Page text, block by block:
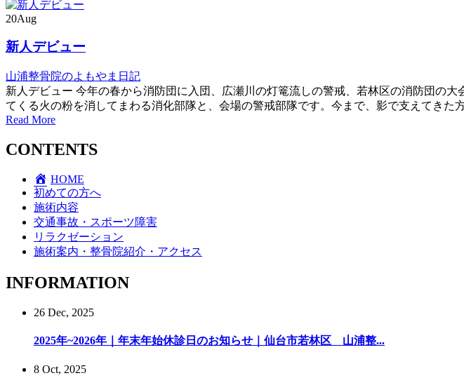
20Aug
新人デビュー
山浦整骨院のよもやま日記
新人デビュー 今年の春から消防団に入団、広瀬川の灯篭流しの警戒、若林区の消防団の
てくる火の粉を消してまわる消化部隊と、会場の警戒部隊です。今まで、影で支えてき
Read More
CONTENTS
HOME
初めての方へ
施術内容
交通事故・スポーツ障害
リラクゼーション
施術案内・整骨院紹介・アクセス
INFORMATION
26 Dec, 2025
2025年~2026年｜年末年始休診日のお知らせ｜仙台市若林区 山浦整...
8 Oct, 2025